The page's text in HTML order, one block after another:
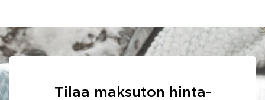
Tilaa maksuton hinta-